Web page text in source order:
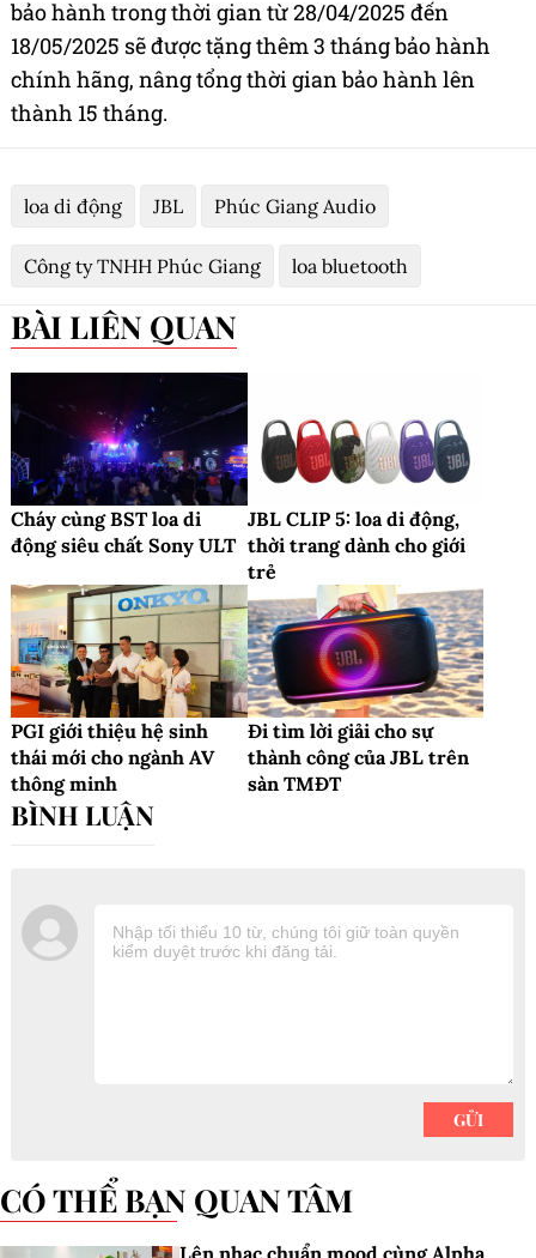
bảo hành trong thời gian từ 28/04/2025 đến
18/05/2025 sẽ được tặng thêm 3 tháng bảo hành
chính hãng, nâng tổng thời gian bảo hành lên
thành 15 tháng.
loa di động JBL Phúc Giang Audio
Công ty TNHH Phúc Giang loa bluetooth
BÀI LIÊN QUAN
Cháy cùng BST loa di
động siêu chất Sony ULT
JBL CLIP 5: loa di động,
thời trang dành cho giới
trẻ
PGI giới thiệu hệ sinh
thái mới cho ngành AV
thông minh
Đi tìm lời giải cho sự
thành công của JBL trên
sàn TMĐT
CÓ THỂ BẠN QUAN TÂM